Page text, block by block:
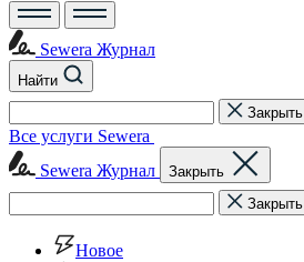
Sewera Журнал
Найти
Закрыть
Все услуги Sewera
Sewera Журнал
Закрыть
Закрыть
Новое